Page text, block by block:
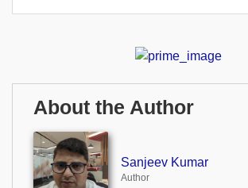
About the Author
Sanjeev Kumar
Author